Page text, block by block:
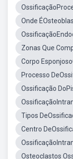
Onde
Zonas Que
Corpo
Processo
Ossificação
Tipos
Centro
Osteoclastos